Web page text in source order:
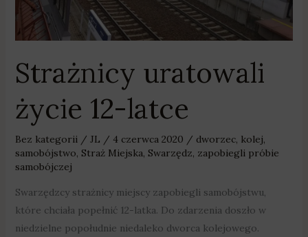
Strażnicy uratowali
życie 12-latce
Bez kategorii/ JL / 4 czerwca 2020 / dworzec, kolej,
samobójstwo, Straż Miejska, Swarzędz, zapobiegli próbie
samobójczej
Swarzędzcy strażnicy miejscy zapobiegli samobójstwu,
które chciała popełnić 12-latka. Do zdarzenia doszło w
niedzielne popołudnie niedaleko dworca kolejowego.